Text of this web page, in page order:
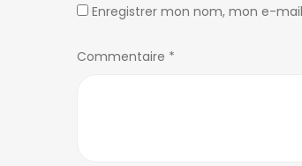
Enregistrer mon nom, mon e-
Commentaire *